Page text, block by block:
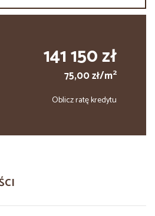
141 150 zł
75,00 zł/m2
Oblicz ratę kredytu